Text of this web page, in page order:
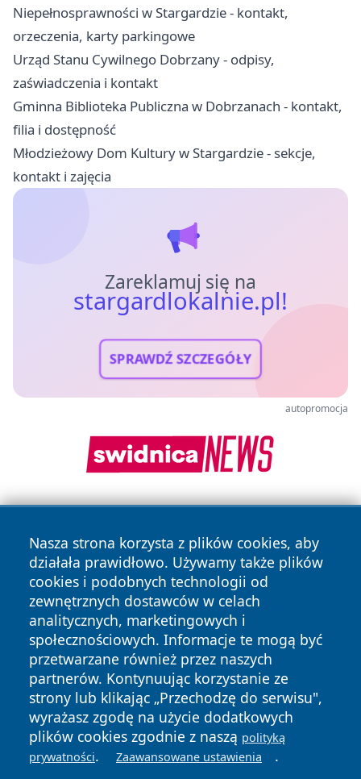
Niepełnosprawności w Stargardzie - kontakt,
orzeczenia, karty parkingowe
Urząd Stanu Cywilnego Dobrzany - odpisy,
zaświadczenia i kontakt
Gminna Biblioteka Publiczna w Dobrzanach - kontakt,
filia i dostępność
Młodzieżowy Dom Kultury w Stargardzie - sekcje,
kontakt i zajęcia
Zareklamuj się na
stargardlokalnie.pl!
SPRAWDŹ SZCZEGÓŁY
autopromocja
Nasza strona korzysta z plików cookies, aby
działała prawidłowo. Używamy także plików
cookies i podobnych technologii od
zewnętrznych dostawców w celach
analitycznych, marketingowych i
społecznościowych. Informacje te mogą być
przetwarzane również przez naszych
partnerów. Kontynuując korzystanie ze
strony lub klikając „Przechodzę do serwisu",
wyrażasz zgodę na użycie dodatkowych
plików cookies zgodnie z naszą polityką
prywatności. Zaawansowane ustawienia .
Copyright © 2026 stargardlokalnie.pl Wszystkie prawa
zastrzeżone.
News Autorzy
Polityka
Prywatności
Polityka
Cookies